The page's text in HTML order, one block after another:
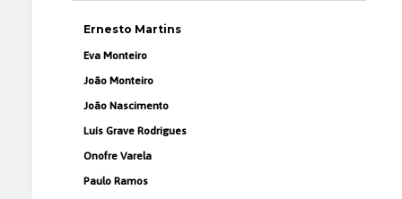
Ernesto Martins
Eva Monteiro
João Monteiro
João Nascimento
Luís Grave Rodrigues
Onofre Varela
Paulo Ramos